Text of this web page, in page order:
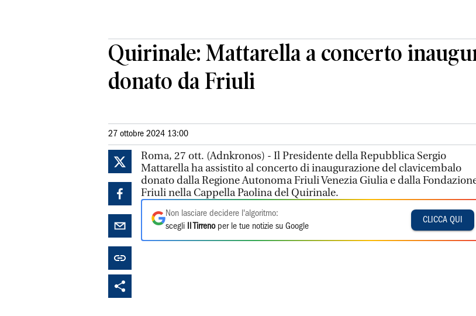
Quirinale: Mattarella a concerto
donato da Friuli
27 ottobre 2024 13:00
Roma, 27 ott. (Adnkronos) - Il Presidente della Repubblica Sergio
Mattarella ha assistito al concerto di inaugurazione del clavicembalo
donato dalla Regione Autonoma Friuli Venezia Giulia e dalla
Friuli nella Cappella Paolina del Quirinale.
Non lasciare decidere l'algoritmo:
scegli
Il Tirrenoper le tue notizie su Google
CLICCA QUI